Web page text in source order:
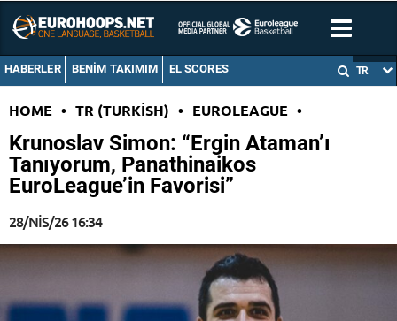
HABERLER BENIM TAKIMIM EL SCORES TR
HOME • TR (TURKISH) • EUROLEAGUE •
Krunoslav Simon: “Ergin Ataman’ı
Tanıyorum, Panathinaikos
EuroLeague’in Favorisi”
28/NIS/26 16:34